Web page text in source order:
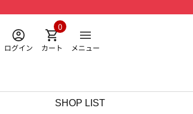
ログイン カート
0
メニュー
SHOP LIST